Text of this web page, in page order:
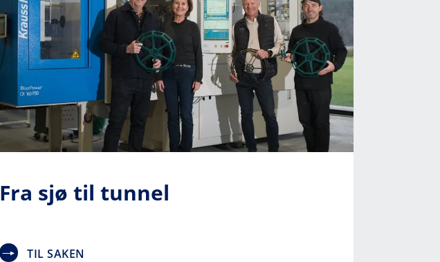
Fra sjø til tunnel
TIL SAKEN